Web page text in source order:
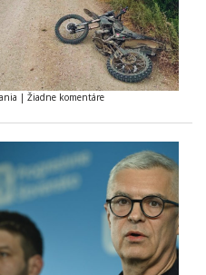
| Žiadne komentáre